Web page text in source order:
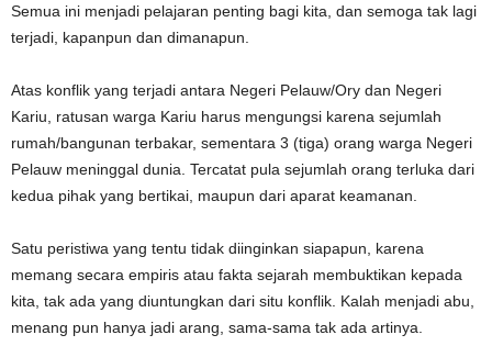
Semua ini menjadi pelajaran penting bagi kita, dan semoga tak lagi
terjadi, kapanpun dan dimanapun.
Atas konflik yang terjadi antara Negeri Pelauw/Ory dan Negeri
Kariu, ratusan warga Kariu harus mengungsi karena sejumlah
rumah/bangunan terbakar, sementara 3 (tiga) orang warga Negeri
Pelauw meninggal dunia. Tercatat pula sejumlah orang terluka dari
kedua pihak yang bertikai, maupun dari aparat keamanan.
Satu peristiwa yang tentu tidak diinginkan siapapun, karena
memang secara empiris atau fakta sejarah membuktikan kepada
kita, tak ada yang diuntungkan dari situ konflik. Kalah menjadi abu,
menang pun hanya jadi arang, sama-sama tak ada artinya.